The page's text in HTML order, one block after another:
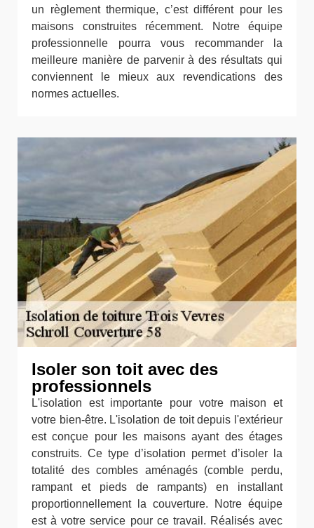
un règlement thermique, c’est différent pour les
maisons construites récemment. Notre équipe
professionnelle pourra vous recommander la
meilleure manière de parvenir à des résultats qui
conviennent le mieux aux revendications des
normes actuelles.
Isoler son toit avec des
professionnels
L'isolation est importante pour votre maison et
votre bien-être. L'isolation de toit depuis l'extérieur
est conçue pour les maisons ayant des étages
construits. Ce type d’isolation permet d’isoler la
totalité des combles aménagés (comble perdu,
rampant et pieds de rampants) en installant
proportionnellement la couverture. Notre équipe
est à votre service pour ce travail. Réalisés avec